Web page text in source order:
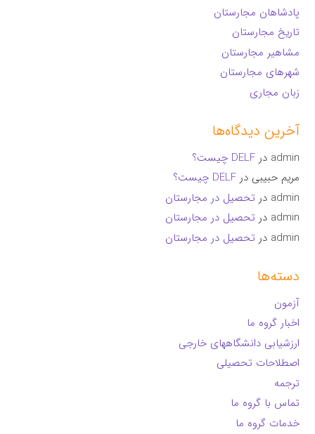
پادشاهان مجارستان
تاریخ مجارستان
مشاهیر مجارستان
شهرهای مجارستان
زبان مجاری
آخرین دیدگاه‌ها
admin درDELF چیست؟
مریم حبیبی درDELF چیست؟
admin در تحصیل در مجارستان
admin در تحصیل در مجارستان
admin در تحصیل در مجارستان
دسته‌ها
آزمون
اخبار گروه ما
ارزشیابی دانشگاههای خارجی
اصطلاحات تحصیلی
ترجمه
تماس با گروه ما
خدمات گروه ما